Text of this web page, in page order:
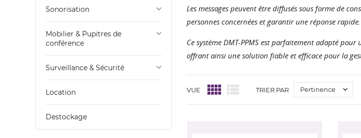
Sonorisation keyboard_arrow_down
Mobilier & Pupitres de
conférence
keyboard_arrow_down
Surveillance & Sécurité keyboard_arrow_down
Location
Destockage
Les messages peuvent être diffusés sous forme de
personnes concernées et garantir une réponse rapide.
Ce système DMT-PPMS est parfaitement adapté
offrant ainsi une solution fiable et efficace pour la
VUE   TRIER PAR Pertinence 